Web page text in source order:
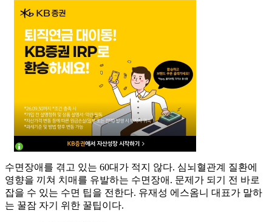
수면장애를 겪고 있는 60대가 적지 않다. 심뇌혈관계 질환에
영향을 끼쳐 치매를 유발하는 수면장애. 문제가 되기 전 바로
잡을 수 있는 수면 팁을 전한다. 유재성 에스옴니 대표가 말하
는 꿀잠 자기 위한 꿀팁이다.